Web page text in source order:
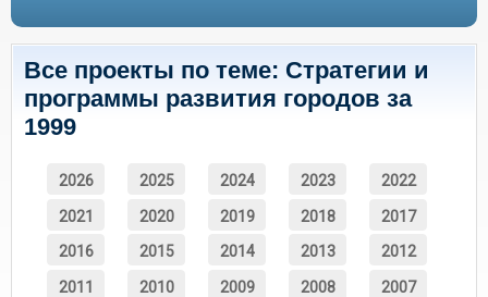
Все проекты по теме: Стратегии и
программы развития городов за
1999
2026 2025 2024 2023 2022
2021 2020 2019 2018 2017
2016 2015 2014 2013 2012
2011 2010 2009 2008 2007